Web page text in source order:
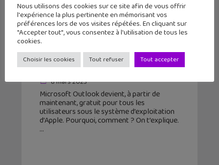
Microsoft Outlook devient gratuit
sur Mac
8 mars 2023
Microsoft Outlook devient, à partir de
maintenant, gratuit pour tous les
utilisateurs sous le système d’exploitation
d’Apple. Pourquoi, comment ? On t’explique.
Nous utilisons des cookies sur ce site afin de vous offrir
l'expérience la plus pertinente en mémorisant vos
préférences lors de vos visites répétées. En cliquant sur
"Accepter tout", vous consentez à l'utilisation de tous les
cookies.
Choisir les cookies Tout refuser Tout accepter